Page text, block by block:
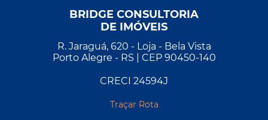
BRIDGE CONSULTORIA
DE IMÓVEIS
R. Jaraguá, 620 - Loja - Bela Vista
Porto Alegre - RS | CEP 90450-140
CRECI 24594J
Traçar Rota